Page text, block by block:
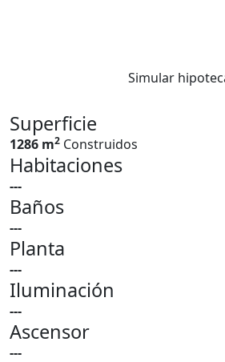
Simular
Superficie
1286 m2 Construidos
Habitaciones
---
Baños
---
Planta
---
Iluminación
---
Ascensor
---